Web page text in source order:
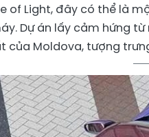
of Light, đây có thể là
Dự án lấy cảm hứng
của Moldova, tượng